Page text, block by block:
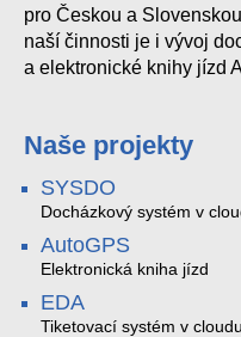
pro Českou a
naší činnosti je i vývoj
a elektronické knihy jízd
Naše projekty
SYSDO
Docházkový systém v
AutoGPS
Elektronická kniha jízd
EDA
Tiketovací systém v cloudu